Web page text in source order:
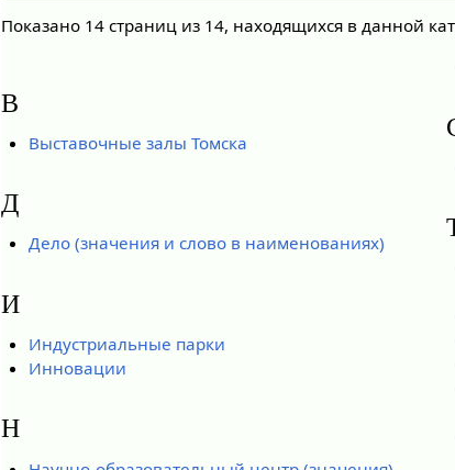
Показано 14 страниц из 14, находящихся в данной
В
Выставочные залы Томска
Д
Дело (значения и слово в наименованиях)
И
Индустриальные парки
Инновации
Н